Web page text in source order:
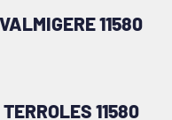
VALMIGERE 11580
TERROLES 11580